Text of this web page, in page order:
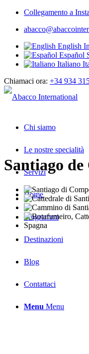
Collegamento a
English
Español
Italiano
Chiamaci ora: +34 934
Chi siamo
Le nostre specialità
Servizi
Home
Programmi
Destinazioni
Blog
Contattaci
Menu Menu
Santiago